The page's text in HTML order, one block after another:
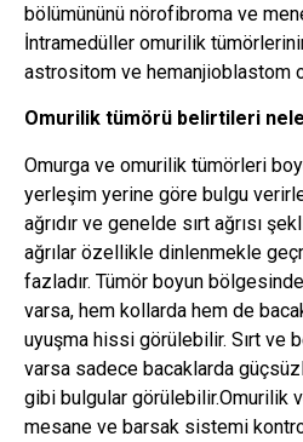
bölümününü nörofibroma ve
İntramedüller omurilik tümörlerinin
astrositom ve hemanjioblastom
Omurilik tümörü belirtileri
Omurga ve omurilik tümörleri
yerleşim yerine göre bulgu
ağrıdır ve genelde sırt ağrısı
ağrılar özellikle dinlenmekle
fazladır. Tümör boyun
varsa, hem kollarda hem de
uyuşma hissi görülebilir. Sırt ve
varsa sadece bacaklarda
gibi bulgular görülebilir.Omurilik
mesane ve barsak sistemi